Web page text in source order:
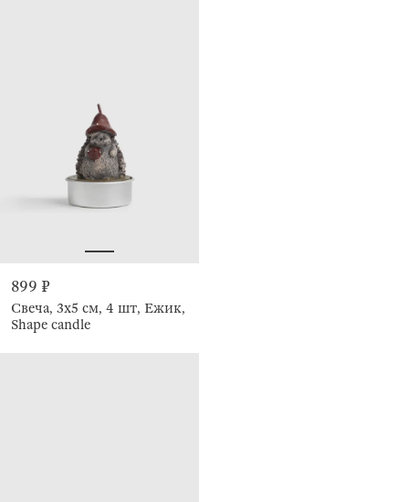
899 ₽
Свеча, 3x5 см, 4 шт, Ежик,
Shape candle